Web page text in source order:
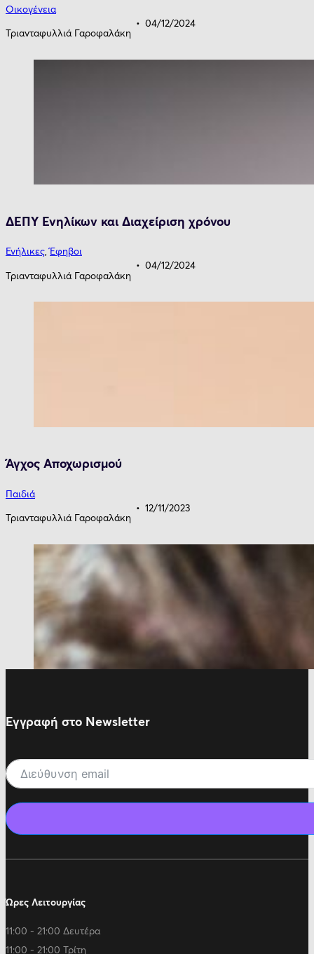
Οικογένεια
Τριανταφυλλιά Γαροφαλάκη
04/12/2024
ΔΕΠΥ Ενηλίκων και Διαχείριση χρόνου
Ενήλικες,Έφηβοι
Τριανταφυλλιά Γαροφαλάκη
04/12/2024
Άγχος Aποχωρισμού
Παιδιά
Τριανταφυλλιά Γαροφαλάκη
12/11/2023
Εγγραφή στο Newsletter
Ώρες Λειτουργίας
11:00 - 21:00 Δευτέρα
11:00 - 21:00 Τρίτη